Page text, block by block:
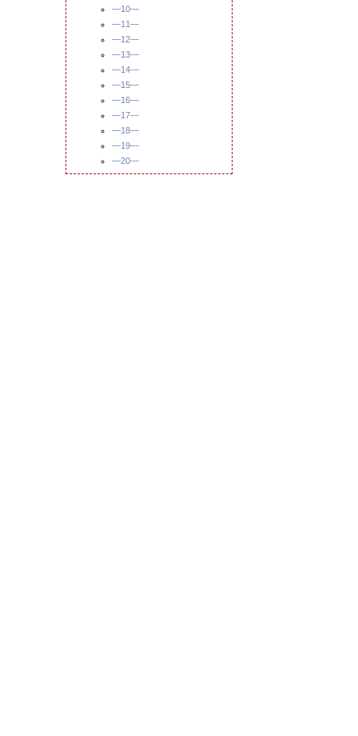
—10—
—11—
—12—
—13—
—14—
—15—
—16—
—17—
—18—
—19—
—20—